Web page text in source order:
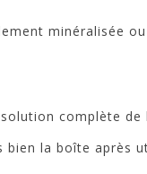
minéralisée
complète de
la boîte après